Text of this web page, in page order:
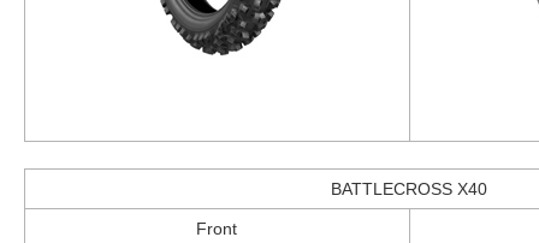
BATTLECROSS X40
Front